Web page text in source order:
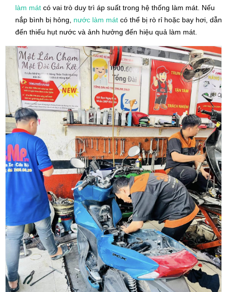
làm mát có vai trò duy trì áp suất trong hệ thống làm mát. Nếu
nắp bình bị hỏng, nước làm mát có thể bị rò rỉ hoặc bay hơi, dẫn
đến thiếu hụt nước và ảnh hưởng đến hiệu quả làm mát.